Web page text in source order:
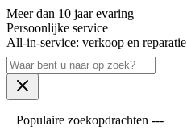
Meer dan 10 jaar evaring
Persoonlijke service
All-in-service: verkoop en reparatie
Populaire zoekopdrachten ---